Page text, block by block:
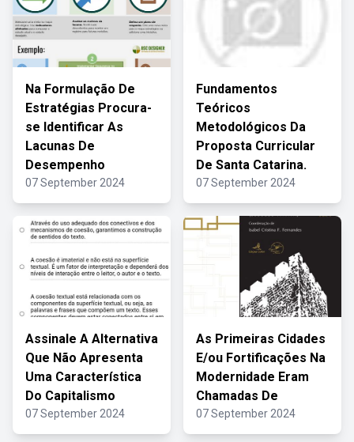
Na Formulação De
Estratégias Procura-
se Identificar As
Lacunas De
Desempenho
07 September 2024
Fundamentos
Teóricos
Metodológicos Da
Proposta Curricular
De Santa Catarina.
07 September 2024
Assinale A Alternativa
Que Não Apresenta
Uma Característica
Do Capitalismo
07 September 2024
As Primeiras Cidades
E/ou Fortificações Na
Modernidade Eram
Chamadas De
07 September 2024